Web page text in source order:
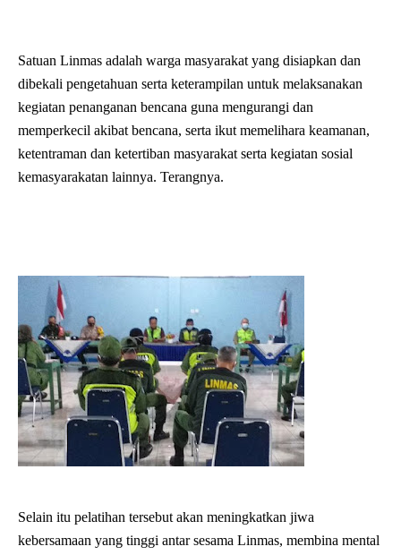
Satuan Linmas adalah warga masyarakat yang disiapkan dan
dibekali pengetahuan serta keterampilan untuk melaksanakan
kegiatan penanganan bencana guna mengurangi dan
memperkecil akibat bencana, serta ikut memelihara keamanan,
ketentraman dan ketertiban masyarakat serta kegiatan sosial
kemasyarakatan lainnya. Terangnya.
Selain itu pelatihan tersebut akan meningkatkan jiwa
kebersamaan yang tinggi antar sesama Linmas, membina mental